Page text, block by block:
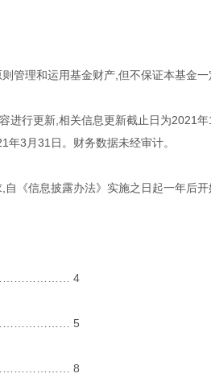
管理和运用基金财产,但不保证本基金一
进行更新,相关信息更新截止日为2021
3月31日。财务数据未经审计。
《信息披露办法》实施之日起一年后开
4
5
8